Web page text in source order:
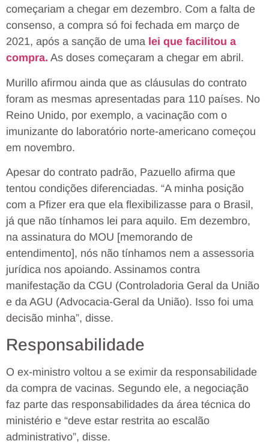
começariam a chegar em dezembro. Com a falta de
consenso, a compra só foi fechada em março de
2021, após a sanção de uma lei que facilitou a
compra. As doses começaram a chegar em abril.
Murillo afirmou ainda que as cláusulas do contrato
foram as mesmas apresentadas para 110 países. No
Reino Unido, por exemplo, a vacinação com o
imunizante do laboratório norte-americano começou
em novembro.
Apesar do contrato padrão, Pazuello afirma que
tentou condições diferenciadas. “A minha posição
com a Pfizer era que ela flexibilizasse para o Brasil,
já que não tínhamos lei para aquilo. Em dezembro,
na assinatura do MOU [memorando de
entendimento], nós não tínhamos nem a assessoria
jurídica nos apoiando. Assinamos contra
manifestação da CGU (Controladoria Geral da União
e da AGU (Advocacia-Geral da União). Isso foi uma
decisão minha”, disse.
Responsabilidade
O ex-ministro voltou a se eximir da responsabilidade
da compra de vacinas. Segundo ele, a negociação
faz parte das responsabilidades da área técnica do
ministério e “deve estar restrita ao escalão
administrativo”, disse.